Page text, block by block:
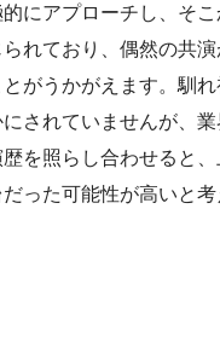
にアプローチし、そ
れており、偶然の共
がうかがえます。馴
されていませんが、
を照らし合わせると
った可能性が高いと考